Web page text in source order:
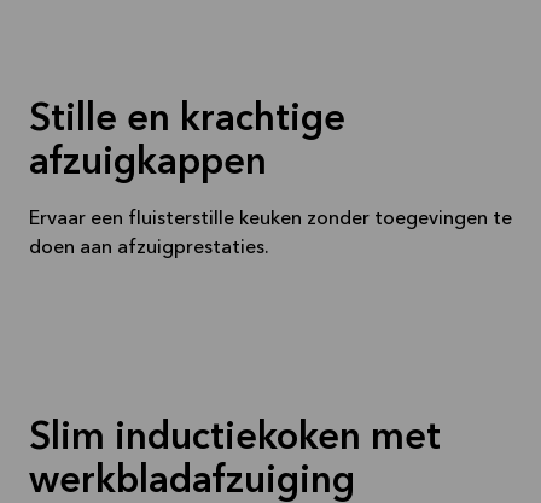
Stille en krachtige
afzuigkappen
Ervaar een fluisterstille keuken zonder toegevingen te
doen aan afzuigprestaties.
Slim inductiekoken met
werkbladafzuiging